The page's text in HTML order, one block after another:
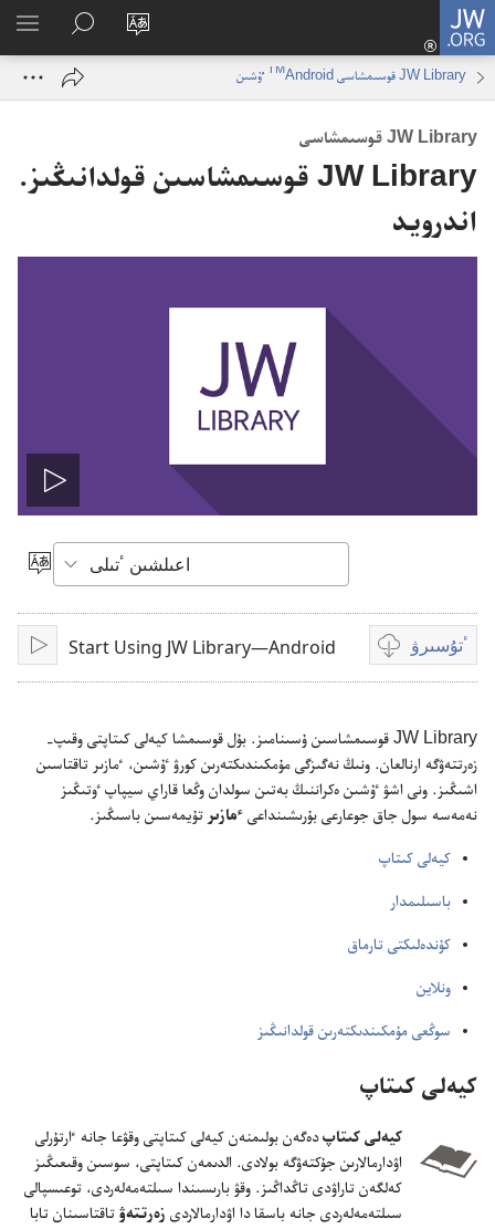
JW.ORG
تور
بەكەت
كىرۋ
(opens
JW.ORG
ىزدە‌ۋ
كورۋ
JW Library قوسىمشاسى TMAndroid ٷشىن
JW Library قوسىمشاسى
JW Library قوسىمشاسىن قولدانىڭىز.‏
اندرويد
Play
video ٴتىل
تاڭداۋ
قويۋ Start Using JW Library—Android ٴتۇسىرۋ بەينە
جازبالار
تالداۋJW Library قوسىمشاسىن ۇ‌سىنامىز.‏ بۇ‌ل قوسىمشا كيە‌لى كىتاپتى وقىپ-‏
زە‌رتتە‌ۋگە ارنالعان.‏ ونىڭ نە‌گىزگى مۇ‌مكىندىكتە‌رىن كورۋ ٷشىن،‏ ٴ‌مازىر تاقتاسىن
اشىڭىز.‏ ونى اشۋ ٷشىن ە‌كراننىڭ بە‌تىن سولدان وڭعا قاراي سيپاپ ٶتىڭىز
نە‌مە‌سە سول جاق جوعارعى بۇ‌رىشىنداعى ٴ‌مازىر تۇ‌يمە‌سىن باسىڭىز.‏
كيە‌لى كىتاپ
باسىلىمدار
كۇ‌ندە‌لىكتى تارماق
ونلاين
سوڭعى مۇ‌مكىندىكتە‌رىن قولدانىڭىز
كيە‌لى كىتاپ
كيە‌لى كىتاپدە‌گە‌ن بولىمنە‌ن كيە‌لى كىتاپتى وقۋعا جانە ٵرتۇ‌رلى
اۋدارمالارىن جۇ‌كتە‌ۋگە بولادى.‏ الدىمە‌ن كىتاپتى،‏ سوسىن وقىعىڭىز
كە‌لگە‌ن تاراۋدى تاڭداڭىز.‏ وقۋ بارىسىندا سىلتە‌مە‌لە‌ردى،‏ توعىسپالى
سىلتە‌مە‌لە‌ردى جانە باسقا دا اۋدارمالاردى زە‌رتتە‌ۋتاقتاسىنان تابا